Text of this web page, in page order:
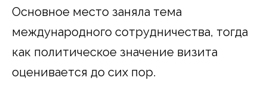
Основное место заняла тема
международного сотрудничества, тогда
как политическое значение визита
оценивается до сих пор.